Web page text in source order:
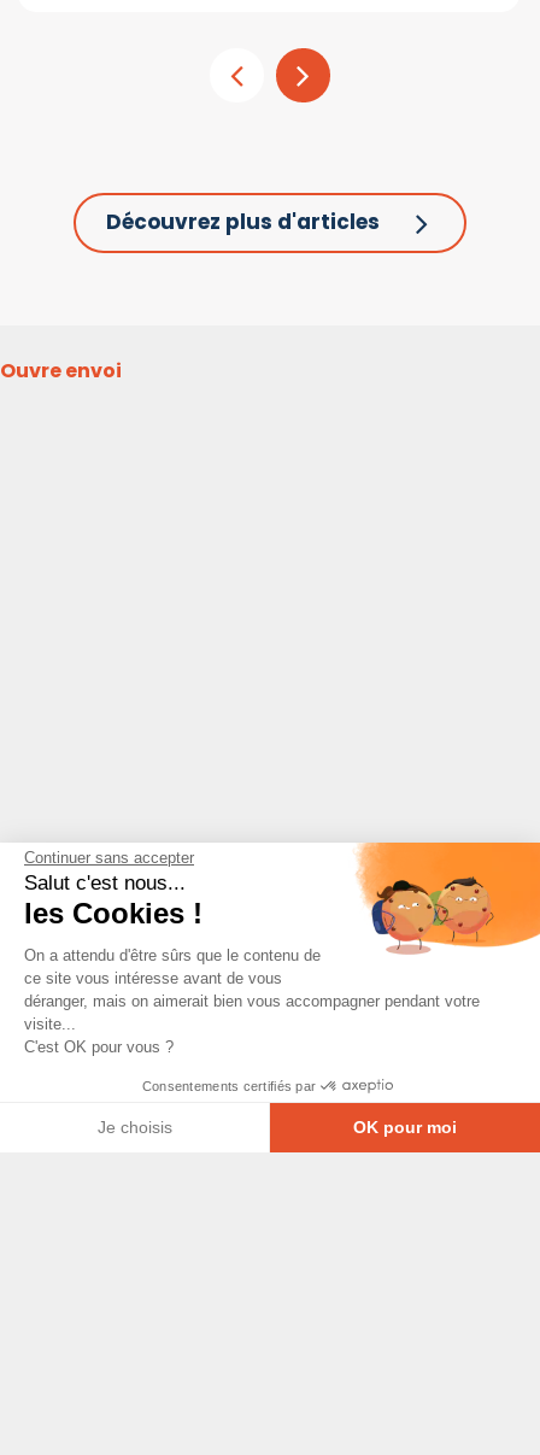
Découvrez plus d'articles
Ouvre envoi
Continuer sans accepter
Salut c'est nous...
les Cookies !
On a attendu d'être sûrs que le contenu de
ce site vous intéresse avant de vous
déranger, mais on aimerait bien vous accompagner pendant votre
visite...
C'est OK pour vous ?
Consentements certifiés par
Je choisis OK pour moi